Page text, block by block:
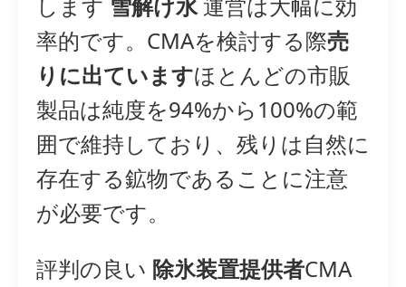
します 雪解け水運営は大幅に効
率的です。CMAを検討する際売
りに出ていますほとんどの市販
製品は純度を94%から100%の範
囲で維持しており、残りは自然に
存在する鉱物であることに注意
が必要です。
評判の良い 除氷装置提供者CMA